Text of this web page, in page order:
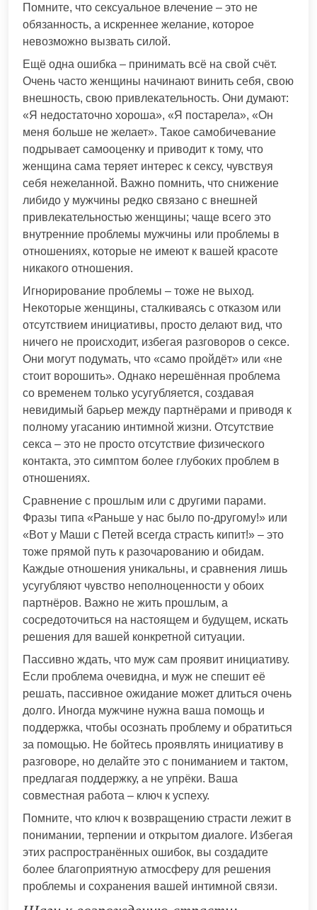
Помните, что сексуальное влечение – это не
обязанность, а искреннее желание, которое
невозможно вызвать силой.
Ещё одна ошибка – принимать всё на свой счёт.
Очень часто женщины начинают винить себя, свою
внешность, свою привлекательность. Они думают:
«Я недостаточно хороша», «Я постарела», «Он
меня больше не желает». Такое самобичевание
подрывает самооценку и приводит к тому, что
женщина сама теряет интерес к сексу, чувствуя
себя нежеланной. Важно помнить, что снижение
либидо у мужчины редко связано с внешней
привлекательностью женщины; чаще всего это
внутренние проблемы мужчины или проблемы в
отношениях, которые не имеют к вашей красоте
никакого отношения.
Игнорирование проблемы – тоже не выход.
Некоторые женщины, сталкиваясь с отказом или
отсутствием инициативы, просто делают вид, что
ничего не происходит, избегая разговоров о сексе.
Они могут подумать, что «само пройдёт» или «не
стоит ворошить». Однако нерешённая проблема
со временем только усугубляется, создавая
невидимый барьер между партнёрами и приводя к
полному угасанию интимной жизни. Отсутствие
секса – это не просто отсутствие физического
контакта, это симптом более глубоких проблем в
отношениях.
Сравнение с прошлым или с другими парами.
Фразы типа «Раньше у нас было по-другому!» или
«Вот у Маши с Петей всегда страсть кипит!» – это
тоже прямой путь к разочарованию и обидам.
Каждые отношения уникальны, и сравнения лишь
усугубляют чувство неполноценности у обоих
партнёров. Важно не жить прошлым, а
сосредоточиться на настоящем и будущем, искать
решения для вашей конкретной ситуации.
Пассивно ждать, что муж сам проявит инициативу.
Если проблема очевидна, и муж не спешит её
решать, пассивное ожидание может длиться очень
долго. Иногда мужчине нужна ваша помощь и
поддержка, чтобы осознать проблему и обратиться
за помощью. Не бойтесь проявлять инициативу в
разговоре, но делайте это с пониманием и тактом,
предлагая поддержку, а не упрёки. Ваша
совместная работа – ключ к успеху.
Помните, что ключ к возвращению страсти лежит в
понимании, терпении и открытом диалоге. Избегая
этих распространённых ошибок, вы создадите
более благоприятную атмосферу для решения
проблемы и сохранения вашей интимной связи.